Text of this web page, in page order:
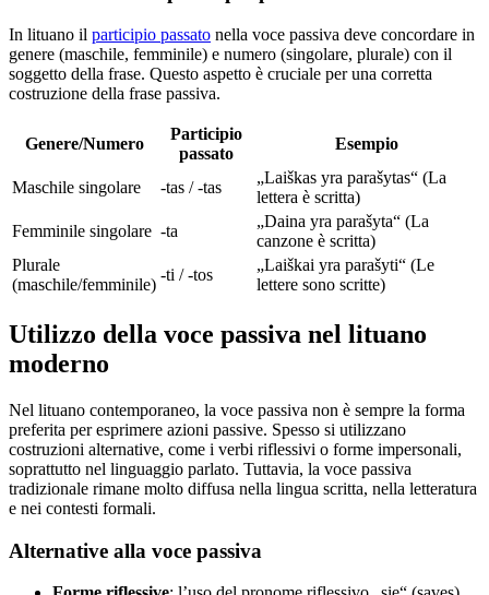
In lituano il participio passato nella voce passiva deve concordare in
genere (maschile, femminile) e numero (singolare, plurale) con il
soggetto della frase. Questo aspetto è cruciale per una corretta
costruzione della frase passiva.
Genere/Numero
Participio
passato
Esempio
Maschile singolare -tas / -tas
„Laiškas yra parašytas“ (La
lettera è scritta)
Femminile singolare -ta
„Daina yra parašyta“ (La
canzone è scritta)
Plurale
(maschile/femminile)
-ti / -tos
„Laiškai yra parašyti“ (Le
lettere sono scritte)
Utilizzo della voce passiva nel lituano
moderno
Nel lituano contemporaneo, la voce passiva non è sempre la forma
preferita per esprimere azioni passive. Spesso si utilizzano
costruzioni alternative, come i verbi riflessivi o forme impersonali,
soprattutto nel linguaggio parlato. Tuttavia, la voce passiva
tradizionale rimane molto diffusa nella lingua scritta, nella letteratura
e nei contesti formali.
Alternative alla voce passiva